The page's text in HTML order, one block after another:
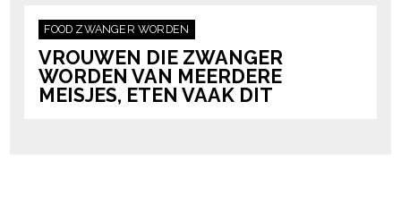
FOOD ZWANGER WORDEN
VROUWEN DIE ZWANGER
WORDEN VAN MEERDERE
MEISJES, ETEN VAAK DIT